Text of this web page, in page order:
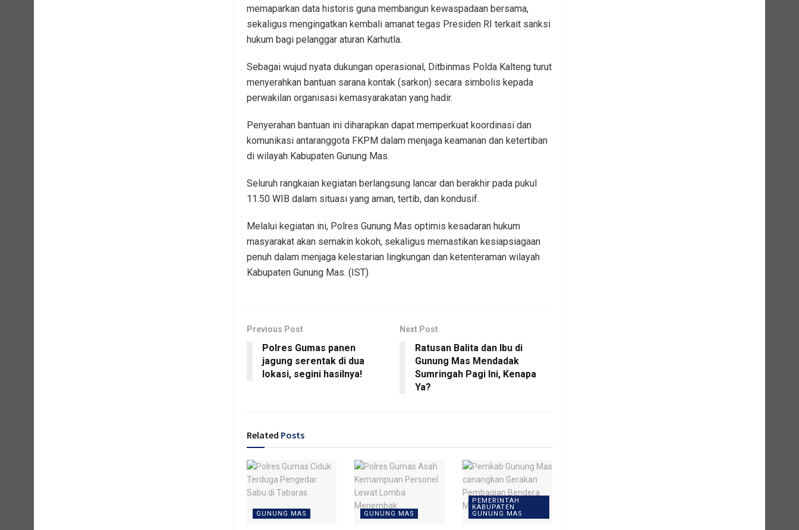
memaparkan data historis guna membangun kewaspadaan bersama,
sekaligus mengingatkan kembali amanat tegas Presiden RI terkait sanksi
hukum bagi pelanggar aturan Karhutla.
Sebagai wujud nyata dukungan operasional, Ditbinmas Polda Kalteng turut
menyerahkan bantuan sarana kontak (sarkon) secara simbolis kepada
perwakilan organisasi kemasyarakatan yang hadir.
Penyerahan bantuan ini diharapkan dapat memperkuat koordinasi dan
komunikasi antaranggota FKPM dalam menjaga keamanan dan ketertiban
di wilayah Kabupaten Gunung Mas.
Seluruh rangkaian kegiatan berlangsung lancar dan berakhir pada pukul
11.50 WIB dalam situasi yang aman, tertib, dan kondusif.
Melalui kegiatan ini, Polres Gunung Mas optimis kesadaran hukum
masyarakat akan semakin kokoh, sekaligus memastikan kesiapsiagaan
penuh dalam menjaga kelestarian lingkungan dan ketenteraman wilayah
Kabupaten Gunung Mas. (IST)
Previous Post
Polres Gumas panen
jagung serentak di dua
lokasi, segini hasilnya!
Next Post
Ratusan Balita dan Ibu di
Gunung Mas Mendadak
Sumringah Pagi Ini, Kenapa
Ya?
Related Posts
GUNUNG MAS GUNUNG MAS
PEMERINTAH
KABUPATEN
GUNUNG MAS